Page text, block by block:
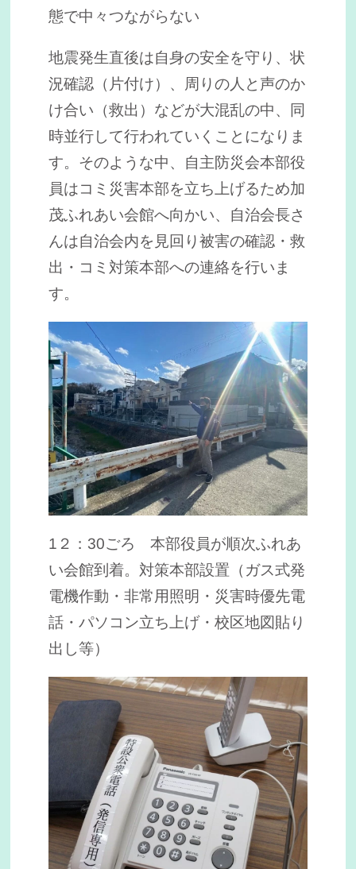
態で中々つながらない
地震発生直後は自身の安全を守り、状
況確認（片付け）、周りの人と声のか
け合い（救出）などが大混乱の中、同
時並行して行われていくことになりま
す。そのような中、自主防災会本部役
員はコミ災害本部を立ち上げるため加
茂ふれあい会館へ向かい、自治会長さ
んは自治会内を見回り被害の確認・救
出・コミ対策本部への連絡を行いま
す。
1２：30ごろ 本部役員が順次ふれあ
い会館到着。対策本部設置（ガス式発
電機作動・非常用照明・災害時優先電
話・パソコン立ち上げ・校区地図貼り
出し等）